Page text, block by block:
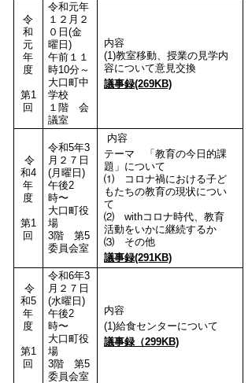
令
和
元
年
度
第1
回
令和元年
１２月２
０日(金
曜日)
午前１１
時10分～
大口町中
学校
１階 会
議室
内容
(1)教室移動、授業の見学内
容について意見交換
議事録(269KB)
令
和4
年
度
第1
回
令和5年3
月２７日
(月曜日)
午後2
時〜
大口町役
場
3階 第5
委員会室
内容
テーマ 「教育の今日的課
題」について
⑴ コロナ禍における子ど
もたちの教育の現状につい
て
⑵ withコロナ時代、教育
活動をいかに継続するか
⑶ その他
議事録(291KB)
令
和5
年
度
第1
回
令和6年3
月２７日
(水曜日)
午後2
時〜
大口町役
場
3階 第5
委員会室
内容
(1)給食センターについて
議事録（299KB)